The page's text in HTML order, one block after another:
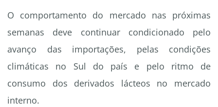
O comportamento do mercado nas próximas
semanas deve continuar condicionado pelo
avanço das importações, pelas condições
climáticas no Sul do país e pelo ritmo de
consumo dos derivados lácteos no mercado
interno.